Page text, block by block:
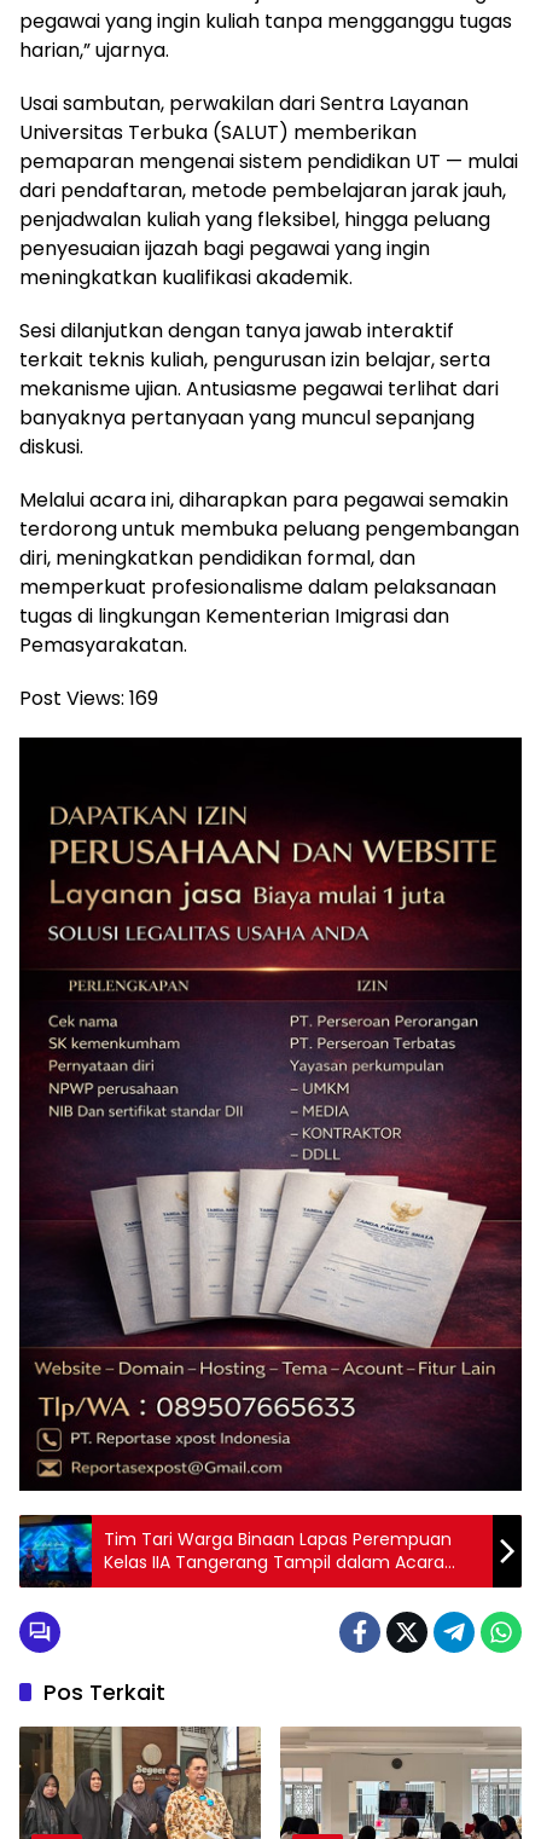
pegawai yang ingin kuliah tanpa mengganggu tugas
harian,” ujarnya.
Usai sambutan, perwakilan dari Sentra Layanan
Universitas Terbuka (SALUT) memberikan
pemaparan mengenai sistem pendidikan UT — mulai
dari pendaftaran, metode pembelajaran jarak jauh,
penjadwalan kuliah yang fleksibel, hingga peluang
penyesuaian ijazah bagi pegawai yang ingin
meningkatkan kualifikasi akademik.
Sesi dilanjutkan dengan tanya jawab interaktif
terkait teknis kuliah, pengurusan izin belajar, serta
mekanisme ujian. Antusiasme pegawai terlihat dari
banyaknya pertanyaan yang muncul sepanjang
diskusi.
Melalui acara ini, diharapkan para pegawai semakin
terdorong untuk membuka peluang pengembangan
diri, meningkatkan pendidikan formal, dan
memperkuat profesionalisme dalam pelaksanaan
tugas di lingkungan Kementerian Imigrasi dan
Pemasyarakatan.
Post Views: 169
Tim Tari Warga Binaan Lapas Perempuan
Kelas IIA Tangerang Tampil dalam Acara
Diseminasi Peraturan dan Kebijakan
Mengenai Visa dan Dokumentasi Perjalanan
Pos Terkait